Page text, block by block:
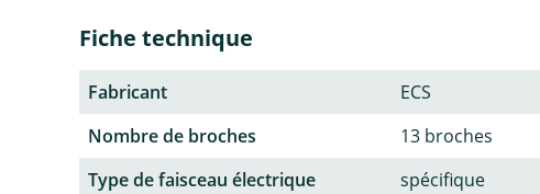
Fiche technique
Fabricant
ECS
Nombre de broches
13 broches
Type de faisceau électrique
spécifique